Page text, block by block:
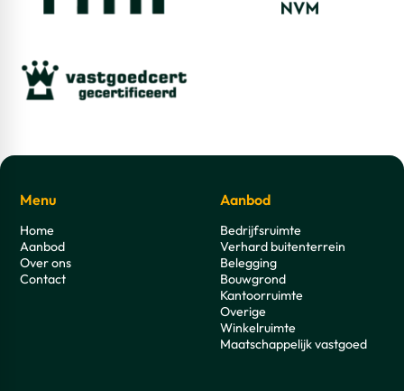
Menu
Home
Aanbod
Over ons
Contact
Aanbod
Bedrijfsruimte
Verhard buitenterrein
Belegging
Bouwgrond
Kantoorruimte
Overige
Winkelruimte
Maatschappelijk vastgoed